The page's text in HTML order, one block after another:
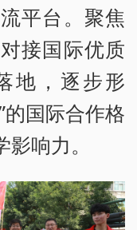
平台。聚焦
接国际优质
地，逐步形
的国际合作格
响力。